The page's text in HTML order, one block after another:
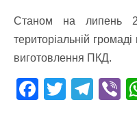
Станом на липень
територіальній
виготовлення ПКД.
F T T